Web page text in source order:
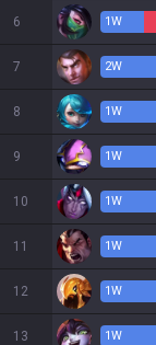
6 1W
7 2W
8 1W
9 1W
10 1W
11 1W
12 1W
13 1W